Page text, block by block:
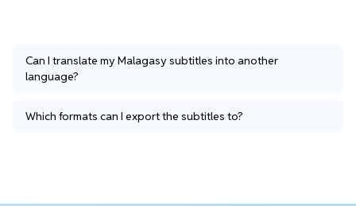
Can I translate my Malagasy subtitles into another
language?
Which formats can I export the subtitles to?